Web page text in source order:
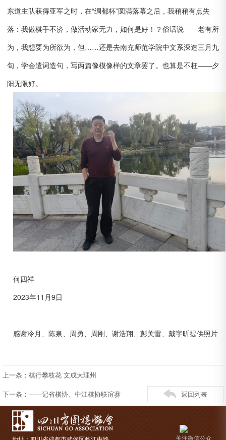
东道主队获得亚军之时，在“绸都杯”圆满落幕之后，我稍稍有点失
落：我做棋手不济，做活动家无力，如何是好！？俗话说——老有所
为，我想要为所欲为，但……还是去南充师范学院中文系深造三月九
旬，学会遣词造句，写两篇像模像样的文章罢了。也算是不枉——夕
阳无限好。
何四祥
2023年11月9日
感谢冷月、陈泉、周勇、周刚、谢浩翔、彭关雷、戴宇昕提供照片
上一条：棋行攀枝花 文成大理州
下一条：——记省棋协、中江棋协联谊赛
返回列表
关注微信公众